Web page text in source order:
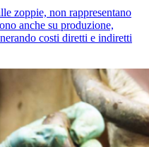
zoppie, non rappresentano
anche su produzione,
costi diretti e indiretti